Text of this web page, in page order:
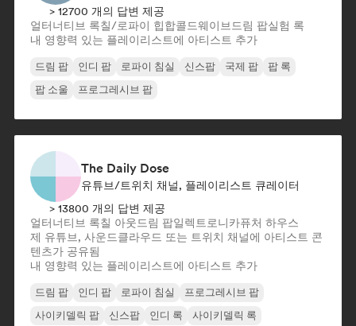
> 12700 개의 답변 제공
얼터너티브 록칠/로파이 힙합콜드웨이브 드림 팝실험 록
내 영향력 있는 플레이리스트에 아티스트 추가
드림 팝 인디 팝 로파이 침실 신스팝 국제 팝
팝 록
팝 소울
프로그레시브 팝
The Daily Dose
유튜브/트위치 채널, 플레이리스트 큐레이터
> 13800 개의 답변 제공
얼터너티브 록칠 아웃드림 팝일렉트로니카퓨처 하우스
제 유튜브, 사운드클라우드 또는 트위치 채널에 아티스트 콘
텐츠가 공유됨
내 영향력 있는 플레이리스트에 아티스트 추가
드림 팝 인디 팝 로파이 침실
프로그레시브 팝
사이키델릭 팝
신스팝 인디 록 사이키델릭 록